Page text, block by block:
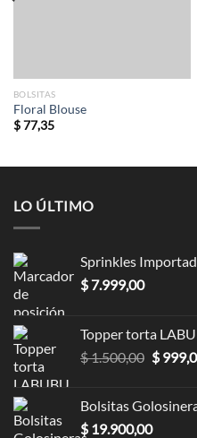
BOLSITAS
Floral Blouse
$77,35
LO ÚLTIMO
Sprinkles
$7.999,00
Topper torta
$1.500,00 $
Bolsitas
$19.900,00